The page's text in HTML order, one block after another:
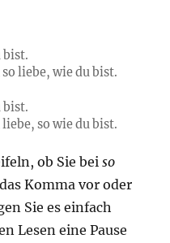
bist.
so liebe, wie du bist.
bist.
liebe, so wie du bist.
ob Sie bei so
das Komma vor oder
Sie es einfach
Lesen eine Pause